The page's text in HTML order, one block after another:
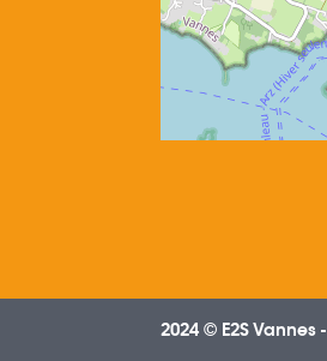
2024 © E2S Vannes -